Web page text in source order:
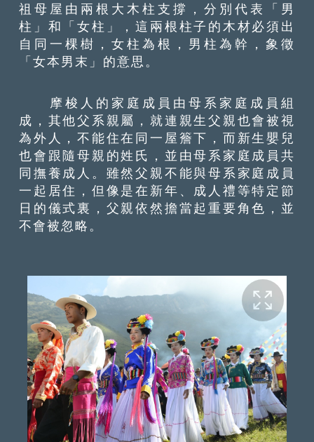
祖母屋由兩根大木柱支撐，分別代表「男
柱」和「女柱」，這兩根柱子的木材必須出
自同一棵樹，女柱為根，男柱為幹，象徵
「女本男末」的意思。
摩梭人的家庭成員由母系家庭成員組
成，其他父系親屬，就連親生父親也會被視
為外人，不能住在同一屋簷下，而新生嬰兒
也會跟隨母親的姓氏，並由母系家庭成員共
同撫養成人。雖然父親不能與母系家庭成員
一起居住，但像是在新年、成人禮等特定節
日的儀式裏，父親依然擔當起重要角色，並
不會被忽略。